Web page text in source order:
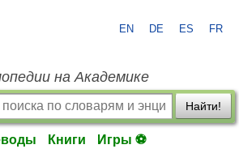
EN DE ES FR
на Академике
Найти!
Книги Игры ⚽